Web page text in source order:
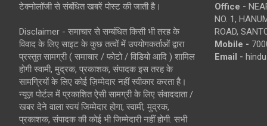
टेक्नोलॉजी से संबंधित खबरें पोस्ट की जाती है।
Disclaimer - समाचार से सम्बंधित किसी भी तरह के
विवाद के लिए साइट के कुछ तत्वों में उपयोगकर्ताओं द्वारा
प्रस्तुत सामग्री ( समाचार / फोटो / विडियो आदि ) शामिल
होगी स्वामी, मुद्रक, प्रकाशक, संपादक इस तरह के
सामग्रियों के लिए कोई ज़िम्मेदार नहीं स्वीकार करता है।
न्यूज़ पोर्टल में प्रकाशित ऐसी सामग्री के लिए संवाददाता /
खबर देने वाला स्वयं जिम्मेदार होगा, स्वामी, मुद्रक,
प्रकाशक, संपादक की कोई भी जिम्मेदारी नहीं होगी. सभी
Office -
NO. 1,
ROAD,
Mobile -
Email -